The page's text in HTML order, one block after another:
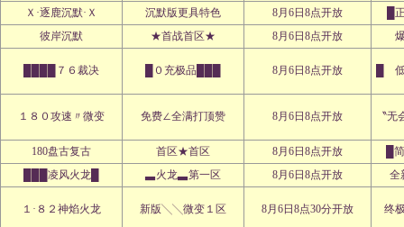
Ｘ·逐鹿沉默·Ｘ
沉默版更具特色 8月6日8点开放
█
彼岸沉默
★首战首区★ 8月6日8点开放
████７６裁决 █０充极品███ 8月6日8点开放 █
１８０攻速〃微变 免费∠全满打顶赞 8月6日8点开放 〝
180盘古复古 首区★首区 8月6日8点开放
█
███凌风火龙█
▃火龙▃第一区 8月6日8点开放 全
１·８２神焰火龙 新版╲╲微变１区 8月6日8点30分开放 终